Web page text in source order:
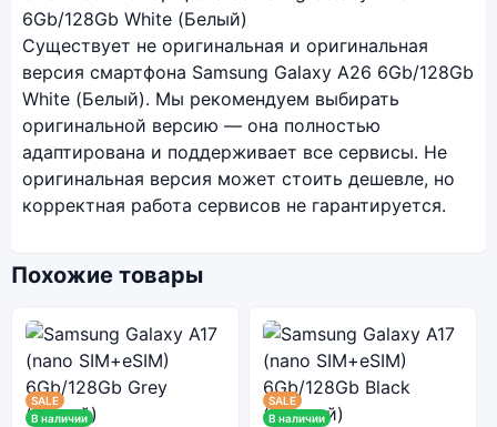
6Gb/128Gb White (Белый)
Существует не оригинальная и оригинальная
версия смартфона Samsung Galaxy A26 6Gb/128Gb
White (Белый). Мы рекомендуем выбирать
оригинальной версию — она полностью
адаптирована и поддерживает все сервисы. Не
оригинальная версия может стоить дешевле, но
корректная работа сервисов не гарантируется.
Похожие товары
SALE
В наличии
SALE
В наличии